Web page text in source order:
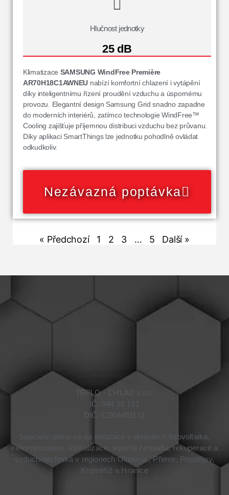
Hlučnost jednotky
25 dB
Klimatizace SAMSUNG WindFree Première
AR70H18C1AWNEU nabízí komfortní chlazení i vytápění
díky inteligentnímu řízení proudění vzduchu a úspornému
provozu. Elegantní design Samsung Grid snadno zapadne
do moderních interiérů, zatímco technologie WindFree™
Cooling zajišťuje příjemnou distribuci vzduchu bez průvanu.
Díky aplikaci SmartThings lze jednotku pohodlně ovládat
odkudkoliv.
Nezávazná poptávka
« Předchozí 1 2 3 … 5 Další »
TEPLO - CHLAD s.r.o.
IČ: 044 91 131
DIČ: CZ04491131
Specializujeme se na instalace v oblastech fotovoltaika,
elektroinstalace, klimatizace, tepelná čerpadla, rekuperace a
vzduchotechnika v regionech Olomouc, Přerov, Prostějov,
Kroměříž a Hranice